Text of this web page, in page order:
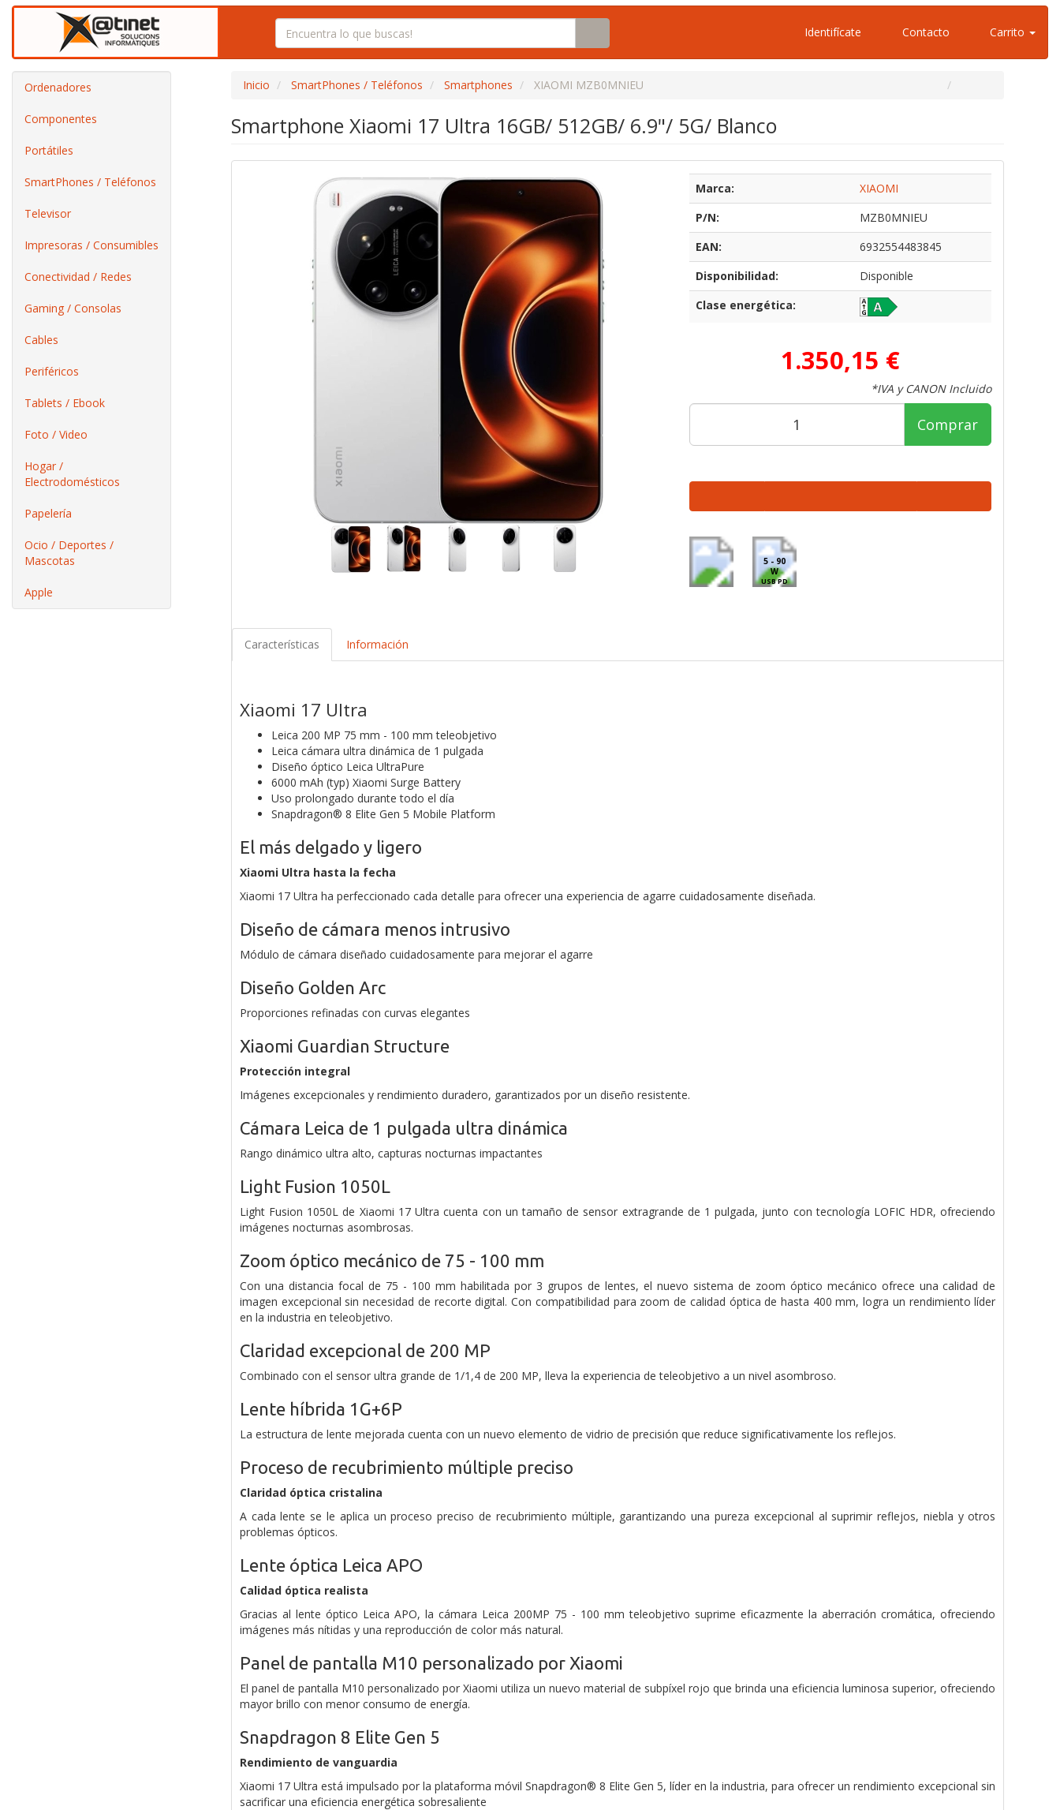
Identifícate Contacto Carrito
Ordenadores
Componentes
Portátiles
SmartPhones / Teléfonos
Televisor
Impresoras / Consumibles
Conectividad / Redes
Gaming / Consolas
Cables
Periféricos
Tablets / Ebook
Foto / Video
Hogar /
Electrodomésticos
Papelería
Ocio / Deportes /
Mascotas
Apple
Inicio SmartPhones / Teléfonos Smartphones XIAOMI MZB0MNIEU
Smartphone Xiaomi 17 Ultra 16GB/ 512GB/ 6.9"/ 5G/ Blanco
Marca:
XIAOMI
P/N:
MZB0MNIEU
EAN:
6932554483845
Disponibilidad:
Disponible
Clase energética:
1.350,15 €
*IVA y CANON Incluido
Comprar
5 - 90
W
USB PD
Características Información
Xiaomi 17 Ultra
Leica 200 MP 75 mm - 100 mm teleobjetivo
Leica cámara ultra dinámica de 1 pulgada
Diseño óptico Leica UltraPure
6000 mAh (typ) Xiaomi Surge Battery
Uso prolongado durante todo el día
Snapdragon® 8 Elite Gen 5 Mobile Platform
El más delgado y ligero
Xiaomi Ultra hasta la fecha
Xiaomi 17 Ultra ha perfeccionado cada detalle para ofrecer una experiencia de agarre cuidadosamente diseñada.
Diseño de cámara menos intrusivo
Módulo de cámara diseñado cuidadosamente para mejorar el agarre
Diseño Golden Arc
Proporciones refinadas con curvas elegantes
Xiaomi Guardian Structure
Protección integral
Imágenes excepcionales y rendimiento duradero, garantizados por un diseño resistente.
Cámara Leica de 1 pulgada ultra dinámica
Rango dinámico ultra alto, capturas nocturnas impactantes
Light Fusion 1050L
Light Fusion 1050L de Xiaomi 17 Ultra cuenta con un tamaño de sensor extragrande de 1 pulgada, junto con tecnología LOFIC HDR, ofreciendo
imágenes nocturnas asombrosas.
Zoom óptico mecánico de 75 - 100 mm
Con una distancia focal de 75 - 100 mm habilitada por 3 grupos de lentes, el nuevo sistema de zoom óptico mecánico ofrece una calidad de
imagen excepcional sin necesidad de recorte digital. Con compatibilidad para zoom de calidad óptica de hasta 400 mm, logra un rendimiento líder
en la industria en teleobjetivo.
Claridad excepcional de 200 MP
Combinado con el sensor ultra grande de 1/1,4 de 200 MP, lleva la experiencia de teleobjetivo a un nivel asombroso.
Lente híbrida 1G+6P
La estructura de lente mejorada cuenta con un nuevo elemento de vidrio de precisión que reduce significativamente los reflejos.
Proceso de recubrimiento múltiple preciso
Claridad óptica cristalina
A cada lente se le aplica un proceso preciso de recubrimiento múltiple, garantizando una pureza excepcional al suprimir reflejos, niebla y otros
problemas ópticos.
Lente óptica Leica APO
Calidad óptica realista
Gracias al lente óptico Leica APO, la cámara Leica 200MP 75 - 100 mm teleobjetivo suprime eficazmente la aberración cromática, ofreciendo
imágenes más nítidas y una reproducción de color más natural.
Panel de pantalla M10 personalizado por Xiaomi
El panel de pantalla M10 personalizado por Xiaomi utiliza un nuevo material de subpíxel rojo que brinda una eficiencia luminosa superior, ofreciendo
mayor brillo con menor consumo de energía.
Snapdragon 8 Elite Gen 5
Rendimiento de vanguardia
Xiaomi 17 Ultra está impulsado por la plataforma móvil Snapdragon® 8 Elite Gen 5, líder en la industria, para ofrecer un rendimiento excepcional sin
sacrificar una eficiencia energética sobresaliente